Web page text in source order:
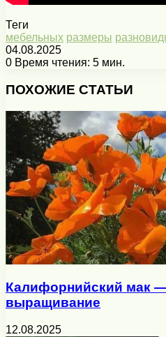
Теги
мебельных размеры
04.08.2025
0 Время чтения: 5 мин.
ПОХОЖИЕ СТАТЬИ
Калифорнийский мак
выращивание
12.08.2025